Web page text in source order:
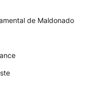
de Maldonado